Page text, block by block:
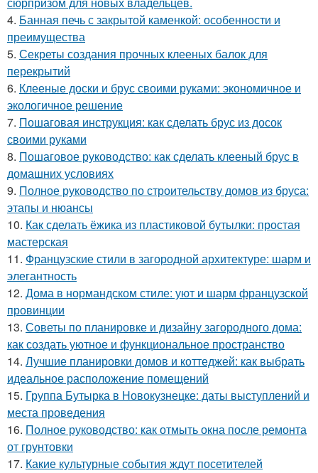
4. Банная печь с закрытой каменкой: особенности и
преимущества
5. Секреты создания прочных клееных балок для
перекрытий
6. Клееные доски и брус своими руками: экономичное и
экологичное решение
7. Пошаговая инструкция: как сделать брус из досок
своими руками
8. Пошаговое руководство: как сделать клееный брус в
домашних условиях
9. Полное руководство по строительству домов из бруса:
этапы и нюансы
10. Как сделать ёжика из пластиковой бутылки: простая
мастерская
11. Французские стили в загородной архитектуре: шарм и
элегантность
12. Дома в нормандском стиле: уют и шарм французской
провинции
13. Советы по планировке и дизайну загородного дома:
как создать уютное и функциональное пространство
14. Лучшие планировки домов и коттеджей: как выбрать
идеальное расположение помещений
15. Группа Бутырка в Новокузнецке: даты выступлений и
места проведения
16. Полное руководство: как отмыть окна после ремонта
от грунтовки
17. Какие культурные события ждут посетителей